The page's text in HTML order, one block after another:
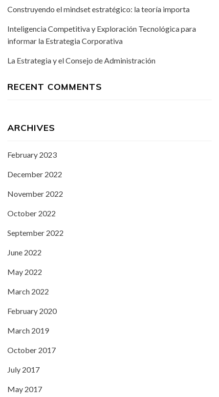
Construyendo el mindset estratégico: la teoría importa
Inteligencia Competitiva y Exploración Tecnológica para
informar la Estrategia Corporativa
La Estrategia y el Consejo de Administración
RECENT COMMENTS
ARCHIVES
February 2023
December 2022
November 2022
October 2022
September 2022
June 2022
May 2022
March 2022
February 2020
March 2019
October 2017
July 2017
May 2017